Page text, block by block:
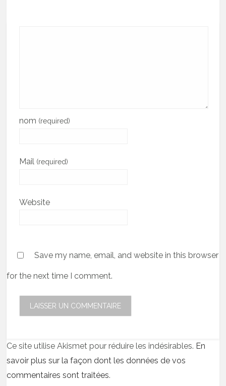
nom (required)
Mail (required)
Website
Save my name, email, and website in this browser
for the next time I comment.
Ce site utilise Akismet pour réduire les indésirables. En
savoir plus sur la façon dont les données de vos
commentaires sont traitées.